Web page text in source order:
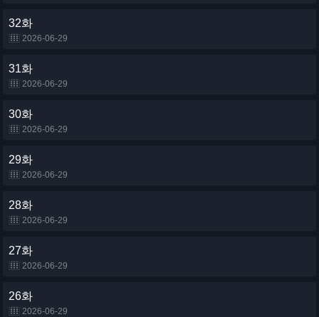
32화
2026-06-29
31화
2026-06-29
30화
2026-06-29
29화
2026-06-29
28화
2026-06-29
27화
2026-06-29
26화
2026-06-29